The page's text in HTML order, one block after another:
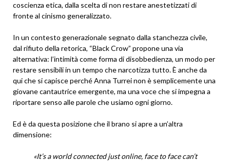
coscienza etica, dalla scelta di non restare anestetizzati di
fronte al cinismo generalizzato.
In un contesto generazionale segnato dalla stanchezza civile,
dal rifiuto della retorica, “Black Crow” propone una via
alternativa: l’intimità come forma di disobbedienza, un modo per
restare sensibili in un tempo che narcotizza tutto. È anche da
qui che si capisce perché Anna Turrei non è semplicemente una
giovane cantautrice emergente, ma una voce che si impegna a
riportare senso alle parole che usiamo ogni giorno.
Ed è da questa posizione che il brano si apre a un’altra
dimensione:
«It’s a world connected just online, face to face can’t